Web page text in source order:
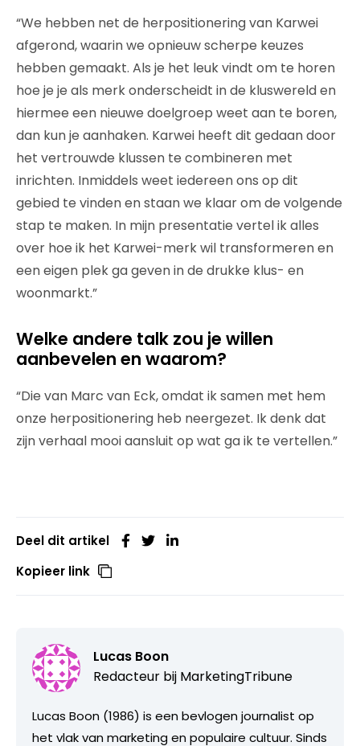
“We hebben net de herpositionering van Karwei
afgerond, waarin we opnieuw scherpe keuzes
hebben gemaakt. Als je het leuk vindt om te horen
hoe je je als merk onderscheidt in de kluswereld en
hiermee een nieuwe doelgroep weet aan te boren,
dan kun je aanhaken. Karwei heeft dit gedaan door
het vertrouwde klussen te combineren met
inrichten. Inmiddels weet iedereen ons op dit
gebied te vinden en staan we klaar om de volgende
stap te maken. In mijn presentatie vertel ik alles
over hoe ik het Karwei-merk wil transformeren en
een eigen plek ga geven in de drukke klus- en
woonmarkt.”
Welke andere talk zou je willen
aanbevelen en waarom?
“Die van Marc van Eck, omdat ik samen met hem
onze herpositionering heb neergezet. Ik denk dat
zijn verhaal mooi aansluit op wat ga ik te vertellen.”
Deel dit artikel
Kopieer link
Lucas Boon
Redacteur bij MarketingTribune
Lucas Boon (1986) is een bevlogen journalist op
het vlak van marketing en populaire cultuur. Sinds